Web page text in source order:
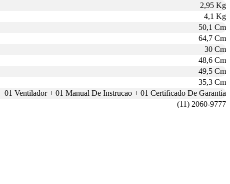
2,95 Kg
4,1 Kg
50,1 Cm
64,7 Cm
30 Cm
48,6 Cm
49,5 Cm
35,3 Cm
01 Ventilador + 01 Manual De Instrucao + 01 Certificado De Garantia
(11) 2060-9777